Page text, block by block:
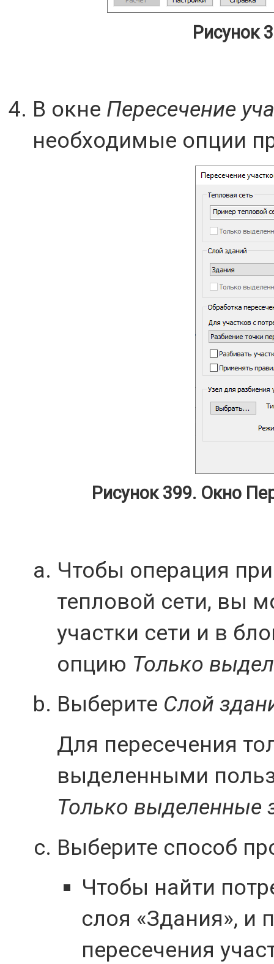
Рисунок
В окне Пересечение
необходимые опции
Рисунок 399. Окно
Чтобы операция
тепловой сети, вы
участки сети и в
опцию Только
Выберите Слой
Для пересечения
выделенными
Только выделенные
Выберите способ
Чтобы найти
слоя «Здания», и
пересечения